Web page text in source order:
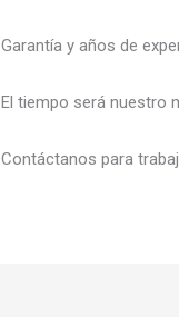
Garantía y años de
El tiempo será nuestro
Contáctanos para